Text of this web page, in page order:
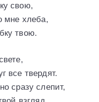
свою,
мне хлеба,
твою.
все твердят.
сразу слепит,